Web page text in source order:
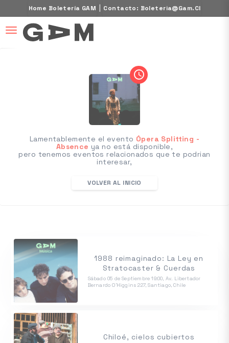
Home Boletería GAM | Contacto: Boleteria@gam.cl
desplegar navegación
access_time
Lamentablemente el evento Ópera Splitting -
Absence ya no está disponible,
pero tenemos eventos relacionados que te podrian
interesar,
VOLVER AL INICIO
1988 reimaginado: La Ley en
Stratocaster & Cuerdas
Sábado 05 de Septiembre 19:00, Av. Libertador
Bernardo O'Higgins 227, Santiago, Chile
Chiloé, cielos cubiertos